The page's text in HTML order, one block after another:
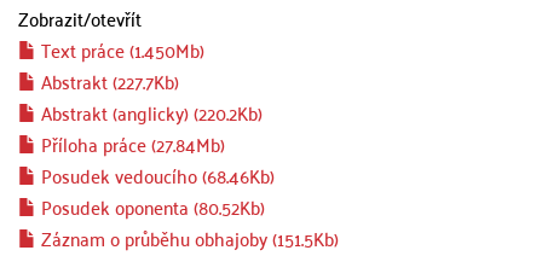
Zobrazit/otevřít
Text práce (1.450Mb)
Abstrakt (227.7Kb)
Abstrakt (anglicky) (220.2Kb)
Příloha práce (27.84Mb)
Posudek vedoucího (68.46Kb)
Posudek oponenta (80.52Kb)
Záznam o průběhu obhajoby (151.5Kb)